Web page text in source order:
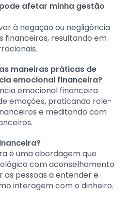
afetar minha gestão
à negação ou negligência
financeiras, resultando em
maneiras práticas de
emocional financeira?
emocional financeira
emoções, praticando role-
e meditando com
é uma abordagem que
com aconselhamento
as pessoas a entender e
interagem com o dinheiro.